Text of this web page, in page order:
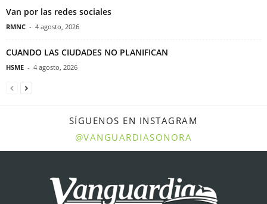
Van por las redes sociales
RMNC - 4 agosto, 2026
CUANDO LAS CIUDADES NO PLANIFICAN
HSME - 4 agosto, 2026
SÍGUENOS EN INSTAGRAM
@VANGUARDIASONORA